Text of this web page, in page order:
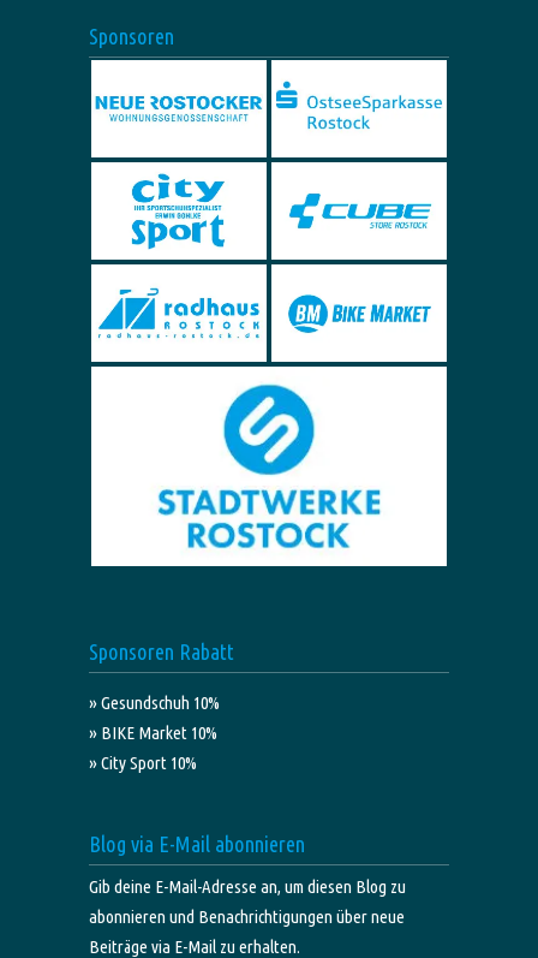
Sponsoren
Sponsoren Rabatt
» Gesundschuh 10%
» BIKE Market 10%
» City Sport 10%
Blog via E-Mail abonnieren
Gib deine E-Mail-Adresse an, um diesen Blog zu
abonnieren und Benachrichtigungen über neue
Beiträge via E-Mail zu erhalten.